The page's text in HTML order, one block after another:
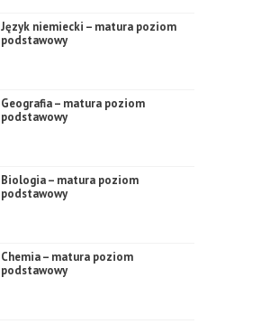
Język niemiecki – matura poziom
podstawowy
Geografia – matura poziom
podstawowy
Biologia – matura poziom
podstawowy
Chemia – matura poziom
podstawowy